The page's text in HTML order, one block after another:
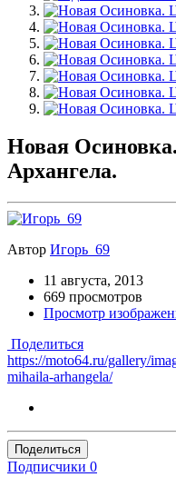
Новая
Архангела.
Автор Игорь_69
11 августа, 2013
669 просмотров
Просмотр
Поделиться
https://moto64.ru/gallery/
mihaila-arhangela/
Поделиться
Подписчики 0